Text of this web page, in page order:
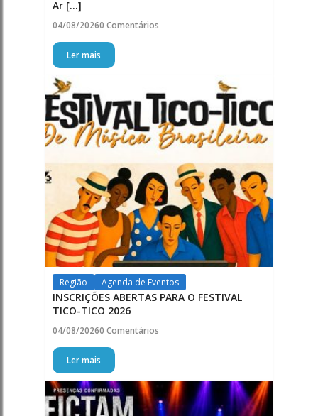
Ar [...]
04/08/20260 Comentários
Ler mais
Região Agenda de Eventos
INSCRIÇÕES ABERTAS PARA O FESTIVAL
TICO-TICO 2026
04/08/20260 Comentários
Ler mais